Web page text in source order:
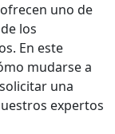
uno de
los
En este
mudarse a
una
expertos